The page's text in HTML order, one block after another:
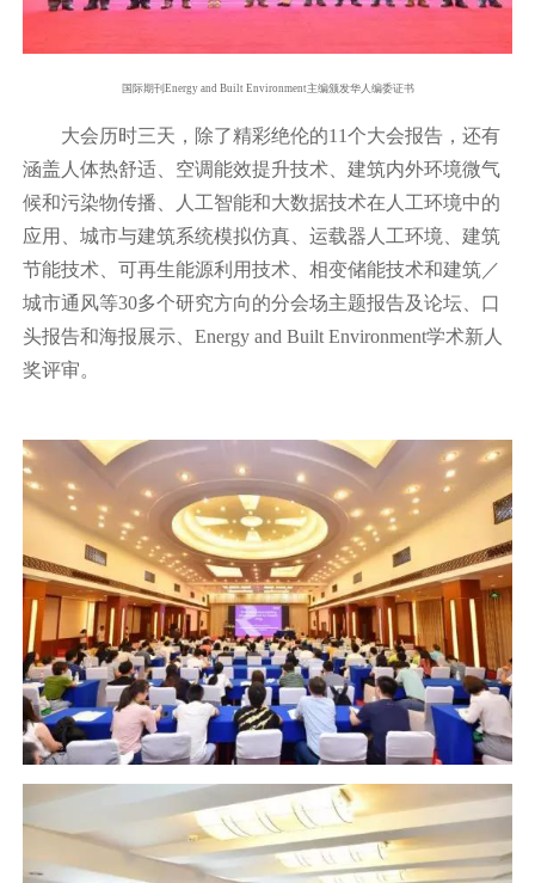
国际期刊Energy and Built Environment主编颁发华人编委证书
大会历时三天，除了精彩绝伦的11个大会报告，还有
涵盖人体热舒适、空调能效提升技术、建筑内外环境微气
候和污染物传播、人工智能和大数据技术在人工环境中的
应用、城市与建筑系统模拟仿真、运载器人工环境、建筑
节能技术、可再生能源利用技术、相变储能技术和建筑／
城市通风等30多个研究方向的分会场主题报告及论坛、口
头报告和海报展示、Energy and Built Environment学术新人
奖评审。